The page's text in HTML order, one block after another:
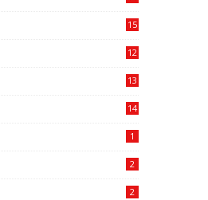
15
12
13
14
1
2
2